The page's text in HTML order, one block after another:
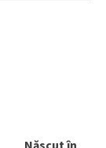
Născut în